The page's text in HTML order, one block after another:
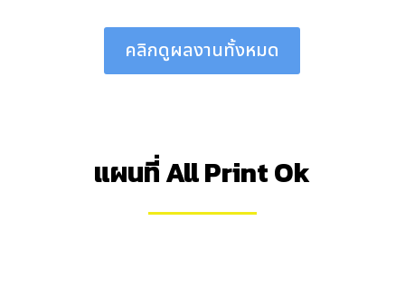
คลิกดูผลงานทั้งหมด
แผนที่ All Print Ok